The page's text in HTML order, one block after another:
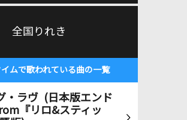
全国りれき
イムで歌われている曲の一覧
・ラヴ (日本版エンド
『リロ&スティッ